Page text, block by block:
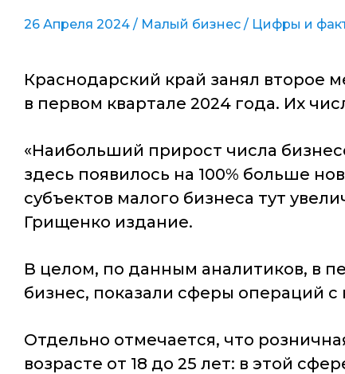
26 Апреля 2024 / Малый бизнес / Цифры и
Краснодарский край занял второе
в первом квартале 2024 года. Их
«Наибольший прирост числа
здесь появилось на 100% больше
субъектов малого бизнеса тут
Грищенко издание.
В целом, по данным аналитиков, в
бизнес, показали сферы операций
Отдельно отмечается, что
возрасте от 18 до 25 лет: в этой